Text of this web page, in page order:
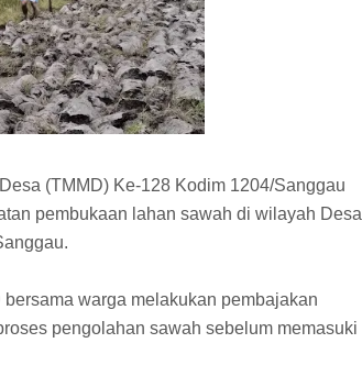
(TMMD) Ke-128 Kodim 1204/Sanggau
pembukaan lahan sawah di wilayah Desa
warga melakukan pembajakan
pengolahan sawah sebelum memasuki